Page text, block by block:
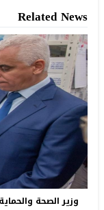
Related News
وزير الصحة